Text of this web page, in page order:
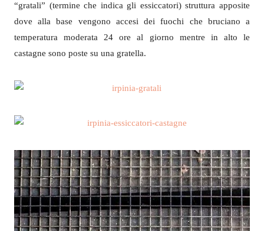
“gratali” (termine che indica gli essiccatori) struttura apposite
dove alla base vengono accesi dei fuochi che bruciano a
temperatura moderata 24 ore al giorno mentre in alto le
castagne sono poste su una gratella.